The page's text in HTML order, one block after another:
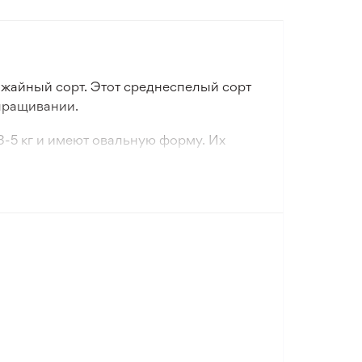
сорт. Этот среднеспелый сорт
5 кг и имеют овальную форму. Их